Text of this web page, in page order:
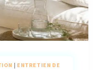
| ENTRETIEN DE